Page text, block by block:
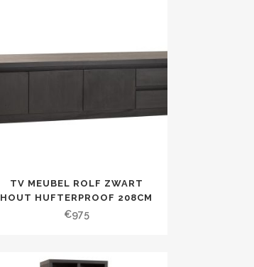
TV MEUBEL ROLF ZWART
HOUT HUFTERPROOF 208CM
€975